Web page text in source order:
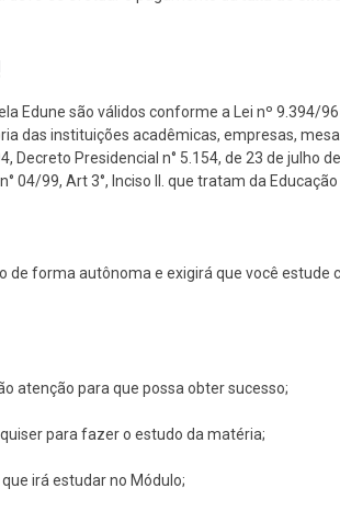
Edune são válidos conforme a Lei nº 9.394/
das instituições acadêmicas, empresas,
Decreto Presidencial n° 5.154, de 23 de julho
04/99, Art 3°, Inciso II. que tratam da Educação
de forma autônoma e exigirá que você estude
atenção para que possa obter sucesso;
para fazer o estudo da matéria;
irá estudar no Módulo;